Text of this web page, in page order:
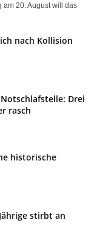
am 20. August will das
nach Kollision
Drei
rasch
historische
stirbt an